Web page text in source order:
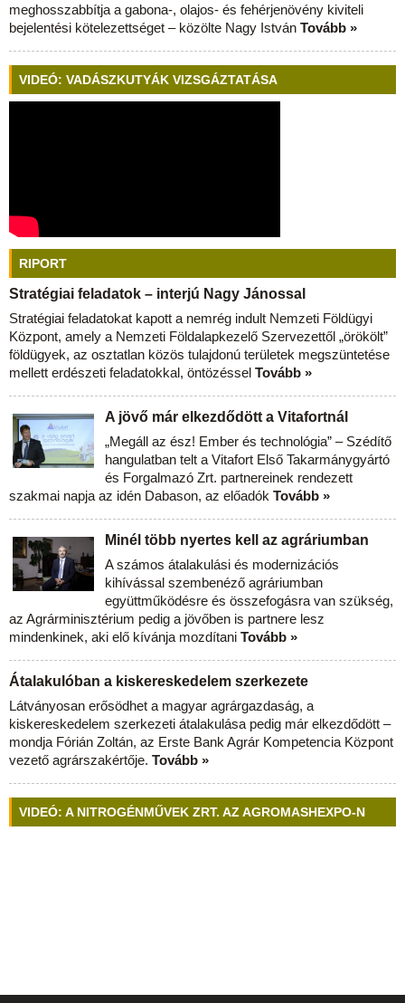
meghosszabbítja a gabona-, olajos- és fehérjenövény kiviteli
bejelentési kötelezettséget – közölte Nagy István Tovább »
VIDEÓ: VADÁSZKUTYÁK VIZSGÁZTATÁSA
RIPORT
Stratégiai feladatok – interjú Nagy Jánossal
Stratégiai feladatokat kapott a nemrég indult Nemzeti Földügyi
Központ, amely a Nemzeti Földalapkezelő Szervezettől „örökölt”
földügyek, az osztatlan közös tulajdonú területek megszüntetése
mellett erdészeti feladatokkal, öntözéssel Tovább »
A jövő már elkezdődött a Vitafortnál
„Megáll az ész! Ember és technológia” – Szédítő
hangulatban telt a Vitafort Első Takarmánygyártó
és Forgalmazó Zrt. partnereinek rendezett
szakmai napja az idén Dabason, az előadók Tovább »
Minél több nyertes kell az agráriumban
A számos átalakulási és modernizációs
kihívással szembenéző agráriumban
együttműködésre és összefogásra van szükség,
az Agrárminisztérium pedig a jövőben is partnere lesz
mindenkinek, aki elő kívánja mozdítani Tovább »
Átalakulóban a kiskereskedelem szerkezete
Látványosan erősödhet a magyar agrárgazdaság, a
kiskereskedelem szerkezeti átalakulása pedig már elkezdődött –
mondja Fórián Zoltán, az Erste Bank Agrár Kompetencia Központ
vezető agrárszakértője. Tovább »
VIDEÓ: A NITROGÉNMŰVEK ZRT. AZ AGROMASHEXPO-N